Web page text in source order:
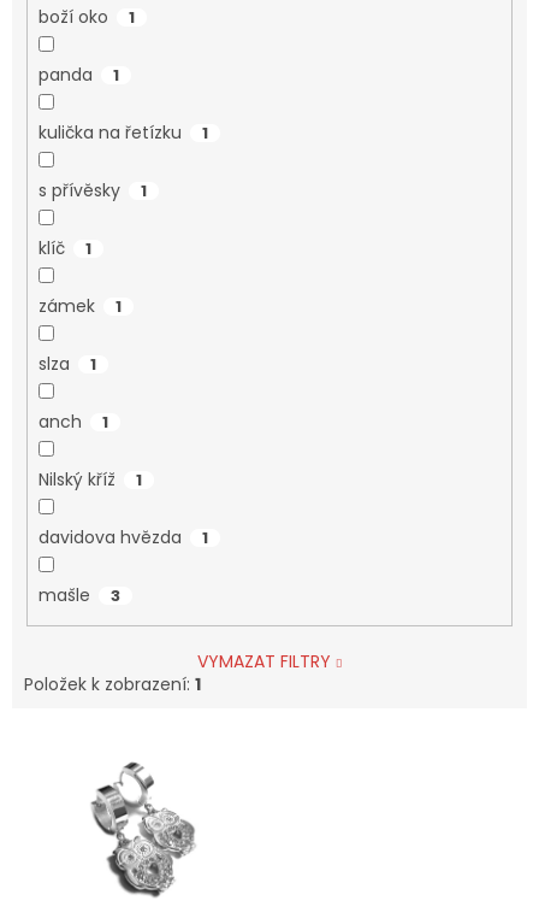
boží oko 1
panda 1
kulička na řetízku 1
s přívěsky 1
klíč 1
zámek 1
slza 1
anch 1
Nilský kříž 1
davidova hvězda 1
mašle 3
VYMAZAT FILTRY
Položek k zobrazení: 1